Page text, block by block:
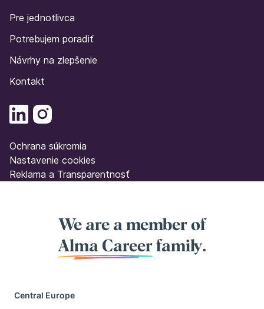
Pre jednotlivca
Potrebujem poradiť
Návrhy na zlepšenie
Kontakt
Ochrana súkromia
Nastavenie cookies
Reklama a Transparentnosť
We are a member of
Alma Career family.
Central Europe